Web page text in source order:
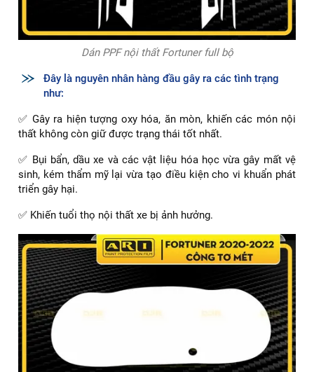
Dán PPF nội thất Fortuner full bộ
Đây là nguyên nhân hàng đầu gây ra các tình trạng
như:
✅ Gây ra hiện tượng oxy hóa, ăn mòn, khiến các món nội
thất không còn giữ được trạng thái tốt nhất.
✅ Bụi bẩn, dầu xe và các vật liệu hóa học vừa gây mất vệ
sinh, kém thẩm mỹ lại vừa tạo điều kiện cho vi khuẩn phát
triển gây hại.
✅ Khiến tuổi thọ nội thất xe bị ảnh hưởng.